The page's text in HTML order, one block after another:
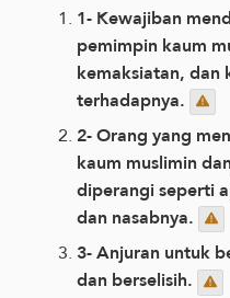
1- Kewajiban
pemimpin kaum
kemaksiatan,
terhadapnya.
2- Orang yang
kaum muslimin
diperangi seperti
dan nasabnya.
3- Anjuran untuk
dan berselisih.